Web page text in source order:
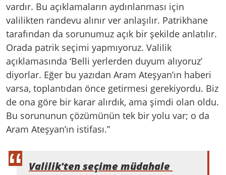
vardır. Bu açıklamaların aydınlanması için
valilikten randevu alınır ver anlaşılır. Patrikhane
tarafından da sorunumuz açık bir şekilde anlatılır.
Orada patrik seçimi yapmıyoruz. Valilik
açıklamasında ‘Belli yerlerden duyum alıyoruz’
diyorlar. Eğer bu yazıdan Aram Ateşyan’ın haberi
varsa, toplantıdan önce getirmesi gerekiyordu. Biz
de ona göre bir karar alırdık, ama şimdi olan oldu.
Bu sorununun çözümünün tek bir yolu var; o da
Aram Ateşyan’ın istifası.”
Valilik'ten seçime müdahale